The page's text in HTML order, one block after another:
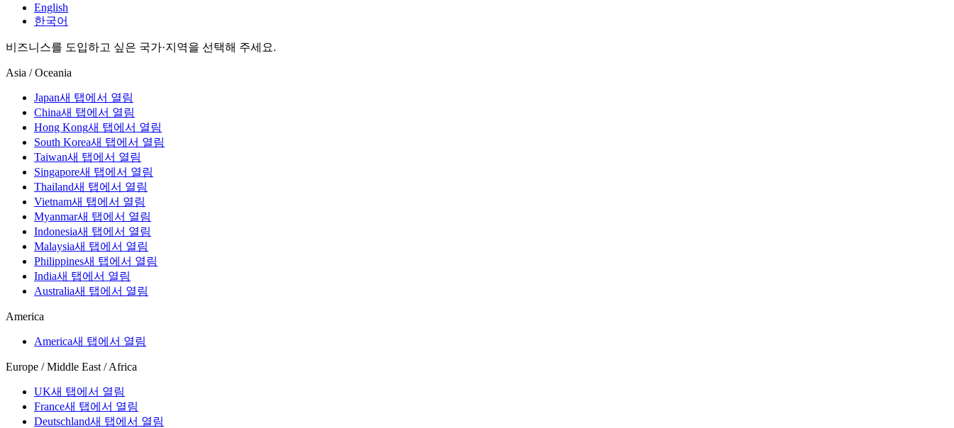
English
한국어
비즈니스를 도입하고 싶은 국가·지역을 선택해 주세요.
Asia / Oceania
Japan새 탭에서 열림
China새 탭에서 열림
Hong Kong새 탭에서 열림
South Korea새 탭에서 열림
Taiwan새 탭에서 열림
Singapore새 탭에서 열림
Thailand새 탭에서 열림
Vietnam새 탭에서 열림
Myanmar새 탭에서 열림
Indonesia새 탭에서 열림
Malaysia새 탭에서 열림
Philippines새 탭에서 열림
India새 탭에서 열림
Australia새 탭에서 열림
America
America새 탭에서 열림
Europe / Middle East / Africa
UK새 탭에서 열림
France새 탭에서 열림
Deutschland새 탭에서 열림